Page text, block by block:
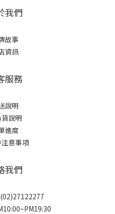
我們
故事
資訊
服務
說明
說明
進度
意事項
我們